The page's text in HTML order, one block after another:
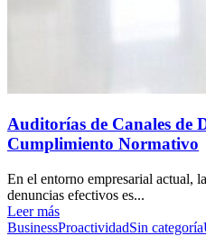
Auditorías de Canales de
Cumplimiento Normativo
En el entorno empresarial actual,
denuncias efectivos es...
Leer más
BusinessProactividadSin categoría